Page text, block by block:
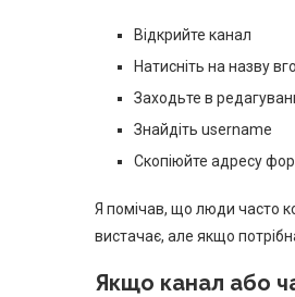
Відкрийте канал
Натисніть на назву
Заходьте в
Знайдіть username
Скопіюйте адресу
Я помічав, що люди часто
вистачає, але якщо
Якщо канал або